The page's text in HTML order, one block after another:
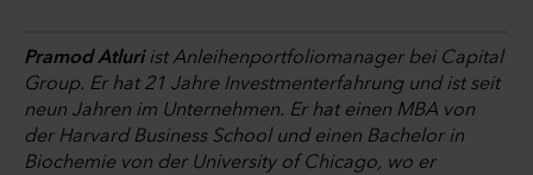
Pramod Atluriist Anleihenportfoliomanager bei Capital
Group. Er hat 21 Jahre Investmenterfahrung und ist seit
neun Jahren im Unternehmen. Er hat einen MBA von
der Harvard Business School und einen Bachelor in
Biochemie von der University of Chicago, wo er